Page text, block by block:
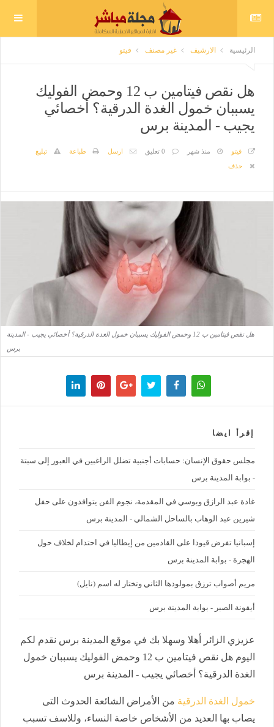
الرئيسية الارشيف غير مصنف فيتو
هل نقص فيتامين ب 12 وحمض الفوليك
يسببان خمول الغدة الدرقية؟ أخصائي
يجيب - المدينة برس
فيتو منذ شهر 0 تعليق ارسل طباعة
تبليغ
حذف
هل نقص فيتامين ب 12 وحمض الفوليك يسببان خمول الغدة الدرقية؟ أخصائي يجيب - المدينة
برس
إقرأ ايضا
مجلس حقوق الإنسان: حسابات أجنبية تضلل الراغبين في العبور إلى سبتة
- بوابة المدينة برس
غادة عبد الرازق وبوسي في المقدمة، نجوم الفن يتوافدون على حفل
شيرين عبد الوهاب بالساحل الشمالي - المدينة برس
إسبانيا تفرض قيودا على القادمين من إيطاليا في احتدام لخلاف حول
الهجرة - بوابة المدينة برس
مريم أصواب ترزق بمولودها الثاني وتختار له اسم (نايل)
أيقونة الصبر - بوابة المدينة برس
عزيزي الزائر أهلا وسهلا بك في موقع المدينة برس نقدم لكم
اليوم هل نقص فيتامين ب 12 وحمض الفوليك يسببان خمول
الغدة الدرقية؟ أخصائي يجيب - المدينة برس
خمول الغدة الدرقية من الأمراض الشائعة الحدوث التى
يصاب بها العديد من الأشخاص خاصة النساء، وللاسف تسبب